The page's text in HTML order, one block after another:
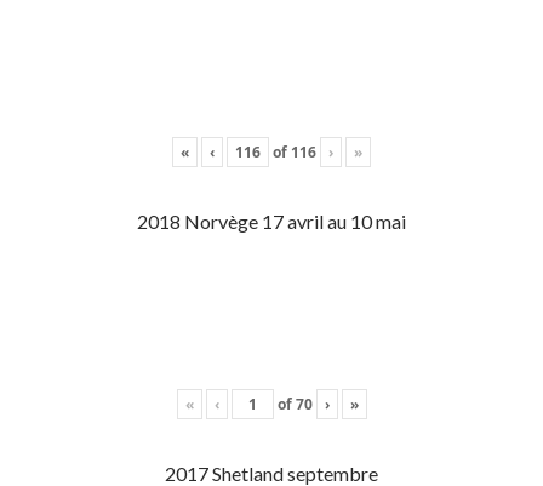
« ‹ of 116 › »
2018 Norvège 17 avril au 10 mai
« ‹ of70 › »
2017 Shetland septembre